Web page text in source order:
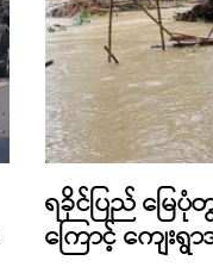
ရခိုင်ပြည် မြ
ကြောင့် ကျေးရွ